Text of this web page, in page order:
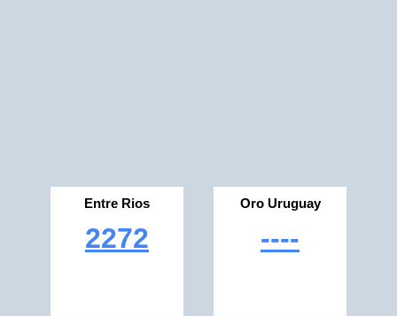
Entre Rios
2272
Oro Uruguay
----